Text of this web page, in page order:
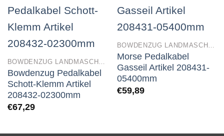
BOWDENZUG LANDMASCHINEN
Bowdenzug Pedalkabel
Schott-Klemm Artikel
208432-02300mm
€67,29
BOWDENZUG LANDMASCHINEN
Morse Pedalkabel
Gasseil Artikel 208431-
05400mm
€59,89